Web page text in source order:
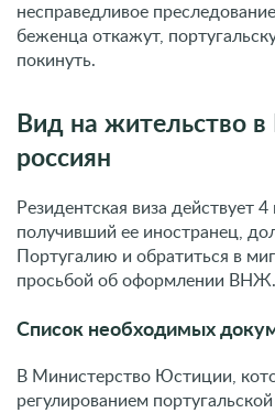
несправедливое
беженца откажут,
покинуть.
Вид на жительство
россиян
Резидентская виза действует
получивший ее иностранец,
Португалию и обратиться в
просьбой об оформлении ВНЖ.
Список необходимых
В Министерство Юстиции,
регулированием